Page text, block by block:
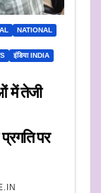
NATIONAL
इंडिया INDIA
में तेजी
पर